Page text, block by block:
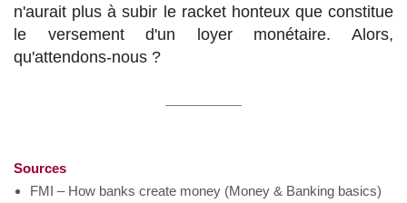
n'aurait plus à subir le racket honteux que constitue
le versement d'un loyer monétaire. Alors,
qu'attendons-nous ?
Sources
FMI – How banks create money (Money & Banking basics)